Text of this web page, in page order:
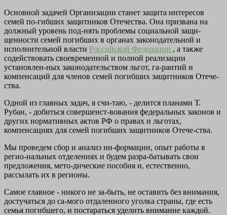
Основной задачей Организации станет защита интересов
семей по-гибших защитников Отечества. Она призвана на
должный уровень под-нять проблемы социальной защи-
щенности семей погибших в органах законодательной и
исполнительной власти Российской Федерации , а также
содействовать своевременной и полной реализации
установлен-ных законодательством льгот, га-рантий и
компенсаций для членов семей погибших защитников Отече-
ства.
Одной из главных задач, я счи-таю, - делится планами Т.
Рубан, - добиться совершенст-вования федеральных законов и
других нормативных актов РФ о правах и льготах,
компенсациях для семей погибших защитников Отече-ства.
Мы проведем сбор и анализ ин-формации, опыт работы в
регио-нальных отделениях и будем разра-батывать свои
предложения, мето-дические пособия и, естественно,
рассылать их в регионы.
Самое главное - никого не за-быть, не оставить без внимания,
достучаться до са-мого отдаленного уголка страны, где есть
семья погибшего, и постараться уделить внимание каждой.